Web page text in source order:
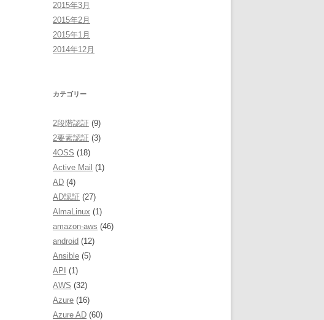
2015年3月
2015年2月
2015年1月
2014年12月
カテゴリー
2段階認証 (9)
2要素認証 (3)
4OSS (18)
Active Mail (1)
AD (4)
AD認証 (27)
AlmaLinux (1)
amazon-aws (46)
android (12)
Ansible (5)
API (1)
AWS (32)
Azure (16)
Azure AD (60)